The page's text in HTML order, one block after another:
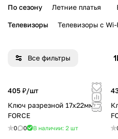
По сезону Летние платья
Телевизоры Телевизоры с Wi-
Все фильтры
405 ₽/шт
Ключ разрезной 17х22мм
FORCE
0 0 В наличии: 2 шт